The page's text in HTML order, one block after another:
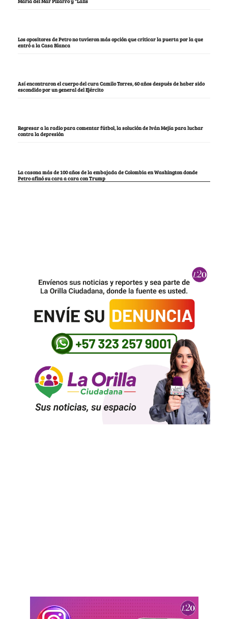
Los opositores de Petro no tuvieron más opción que criticar la puerta por la que
entró a la Casa Blanca
Así encontraron el cuerpo del cura Camilo Torres, 60 años después de haber sido
escondido por un general del Ejército
Regresar a la radio para comentar fútbol, la solución de Iván Mejía para luchar
contra la depresión
La casona más de 100 años de la embajada de Colombia en Washington donde
Petro afinó su cara a cara con Trump